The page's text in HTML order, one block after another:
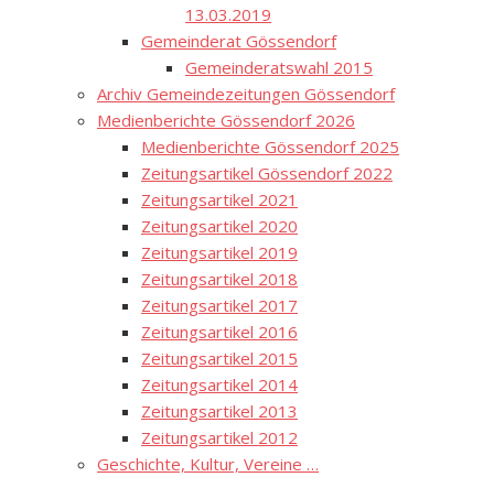
13.03.2019
Gemeinderat Gössendorf
Gemeinderatswahl 2015
Archiv Gemeindezeitungen Gössendorf
Medienberichte Gössendorf 2026
Medienberichte Gössendorf 2025
Zeitungsartikel Gössendorf 2022
Zeitungsartikel 2021
Zeitungsartikel 2020
Zeitungsartikel 2019
Zeitungsartikel 2018
Zeitungsartikel 2017
Zeitungsartikel 2016
Zeitungsartikel 2015
Zeitungsartikel 2014
Zeitungsartikel 2013
Zeitungsartikel 2012
Geschichte, Kultur, Vereine …